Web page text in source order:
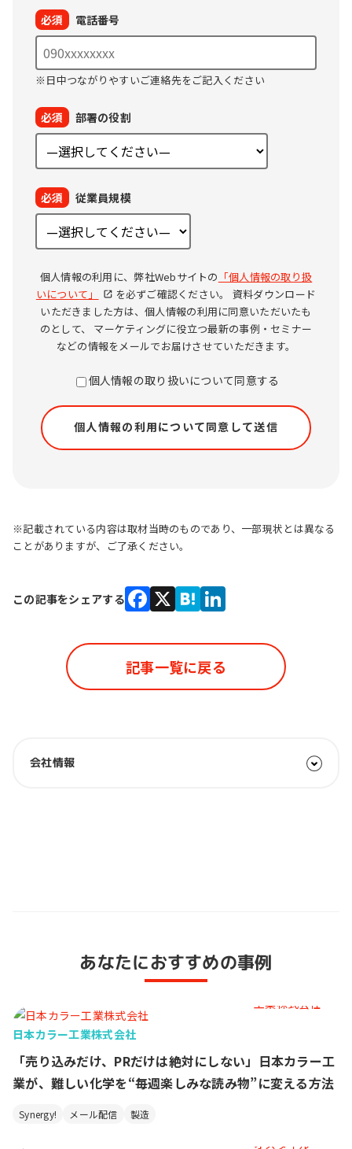
必須 電話番号
※日中つながりやすいご連絡先をご記入ください
必須 部署の役割
必須 従業員規模
個人情報の利用に、弊社Webサイトの 「個人情報の取り扱
いについて」
を必ずご確認ください。 資料ダウンロード
いただきました方は、個人情報の利用に同意いただいたも
のとして、 マーケティングに役立つ最新の事例・セミナー
などの情報をメールでお届けさせていただきます。
個人情報の取り扱いについて同意する
※記載されている内容は取材当時のものであり、一部現状とは異なる
ことがありますが、ご了承ください。
この記事をシェアする
記事一覧に戻る
会社情報
あなたにおすすめの事例
日本カラー工業株式会社
「売り込みだけ、PRだけは絶対にしない」日本カラー工
業が、難しい化学を“毎週楽しみな読み物”に変える方法
Synergy! メール配信 製造